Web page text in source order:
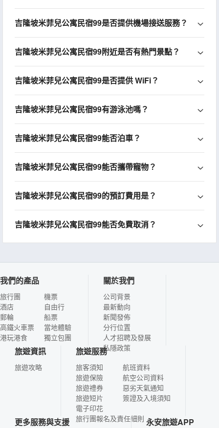
吉隆坡米菲兒公寓民宿99是否提供機場接送服務？
吉隆坡米菲兒公寓民宿99附近是否有熱門景點？
吉隆坡米菲兒公寓民宿99是否提供 WiFi？
吉隆坡米菲兒公寓民宿99有游泳池嗎？
吉隆坡米菲兒公寓民宿99能否泊車？
吉隆坡米菲兒公寓民宿99能否攜帶寵物？
吉隆坡米菲兒公寓民宿99的預訂費用是？
吉隆坡米菲兒公寓民宿99能否免費取消？
我們的產品
旅行團
酒店
郵輪
高鐵火車票
港玩港食
機票
自由行
船票
當地體驗
獨立包團
關於我們
公司背景
最新動向
新聞發佈
分行位置
人才招聘及發展
私隱政策
旅遊資訊
旅遊攻略
旅遊服務
旅客須知
旅遊保險
旅遊禮券
旅遊短片
電子印花
航班資料
航空公司資料
惡劣天氣通知
簽證及入境須知
旅行團報名及責任細則
更多服務與支援 永安旅遊APP